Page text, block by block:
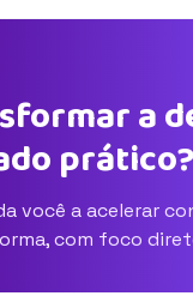
a
prático?
você a acelerar
com foco